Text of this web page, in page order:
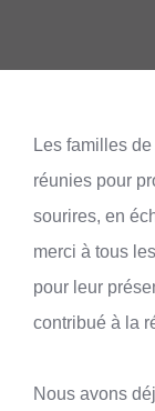
Les familles
réunies pour
sourires, en
merci à tous
pour leur
contribué à la
Nous avons